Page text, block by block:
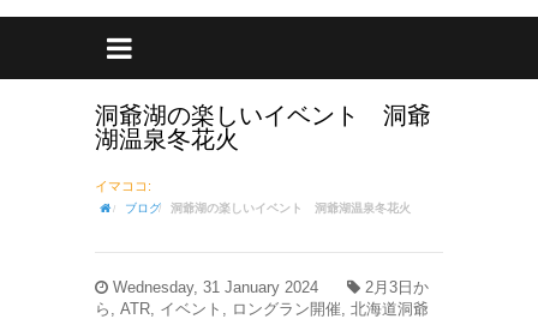
洞爺湖の楽しいイベント 洞爺
湖温泉冬花火
イマココ:
ブログ 洞爺湖の楽しいイベント 洞爺湖温泉冬花火
Wednesday, 31 January 2024
2月3日か
ら, ATR, イベント, ロングラン開催, 北海道洞爺